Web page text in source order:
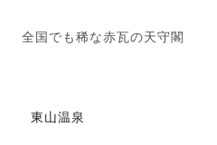
全国でも稀な赤瓦の天守閣
東山温泉